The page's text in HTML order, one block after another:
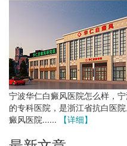
宁波华仁白癜风医院怎么样，
的专科医院，是浙江省抗白医
癜风医院......
【详细】